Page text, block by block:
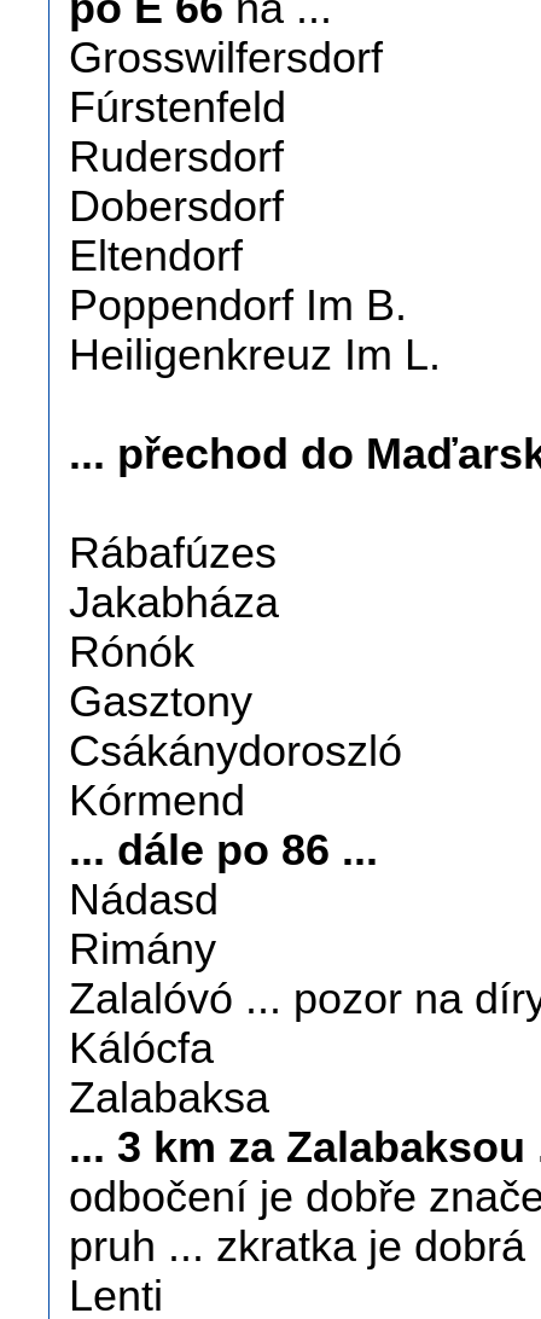
Grosswilfersdorf
Fúrstenfeld
Rudersdorf
Dobersdorf
Eltendorf
Poppendorf Im B.
Heiligenkreuz Im L.
... přechod do
Rábafúzes
Jakabháza
Rónók
Gasztony
Csákánydoroszló
Kórmend
... dále po 86 ...
Nádasd
Rimány
Zalalóvó ... pozor na
Kálócfa
Zalabaksa
... 3 km za
odbočení je dobře
pruh ... zkratka je
Lenti